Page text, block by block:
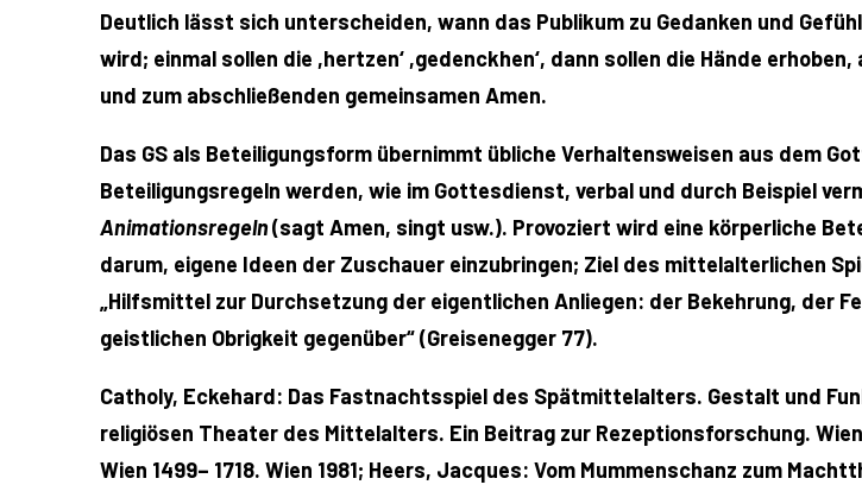
Deutlich lässt sich unterscheiden, wann das Publikum zu Gedanken und
wird; einmal sollen die ,hertzen‘ ,gedenckhen‘, dann sollen die Hände
und zum abschließenden gemeinsamen Amen.
Das GS als Beteiligungsform übernimmt übliche Verhaltensweisen aus dem
Beteiligungsregeln werden, wie im Gottesdienst, verbal und durch Beispiel
Animationsregeln(sagt Amen, singt usw.). Provoziert wird eine körperliche
darum, eigene Ideen der Zuschauer einzubringen; Ziel des mittelalterlichen
„Hilfsmittel zur Durchsetzung der eigentlichen Anliegen: der Bekehrung, der
geistlichen Obrigkeit gegenüber“ (Greisenegger 77).
Catholy, Eckehard: Das Fastnachtsspiel des Spätmittelalters. Gestalt und
religiösen Theater des Mittelalters. Ein Beitrag zur Rezeptionsforschung.
Wien 1499– 1718. Wien 1981; Heers, Jacques: Vom Mummenschanz zum